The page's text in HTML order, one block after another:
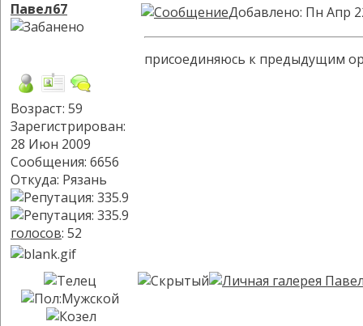
Павел67
Возраст: 59
Зарегистрирован:
28 Июн 2009
Сообщения: 6656
Откуда: Рязань
голосов: 52
Добавлено: Пн Апр
присоединяюсь к предыдущим